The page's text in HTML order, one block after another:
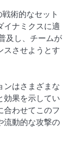
術的なセット
イナミクスに適
及し、チームが
スさせようとす
ンはさまざまな
効果を示してい
合わせてこのフ
流動的な攻撃の